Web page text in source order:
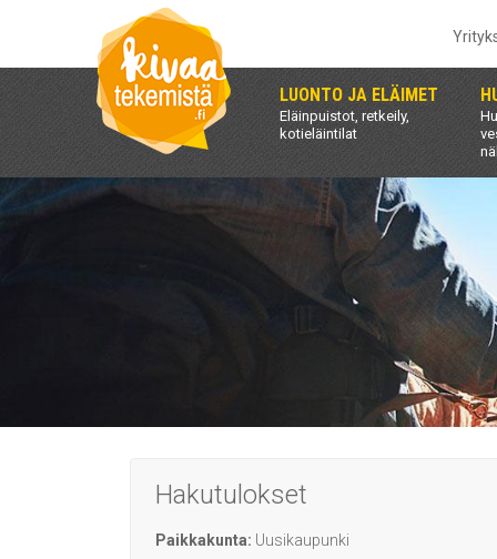
LUONTO JA ELÄIMET
Eläinpuistot, retkeily,
kotieläintilat
Hakutulokset
Paikkakunta: Uusikaupunki